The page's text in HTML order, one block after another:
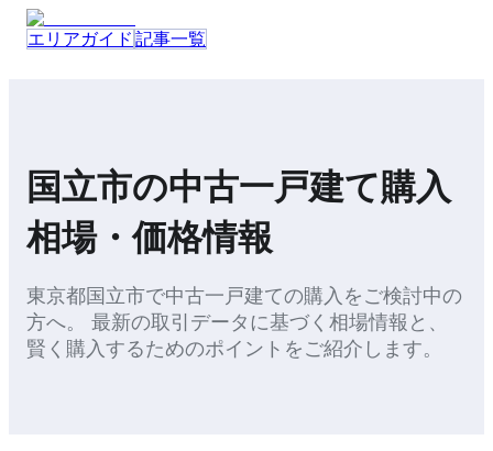
エリアガイド 記事一覧
国立市の中古一戸建て購入
相場・価格情報
東京都国立市で中古一戸建ての購入 をご検討中の
方へ。 最新の取引データに基づく相場情報と、
賢く購入するためのポイント をご紹介します。